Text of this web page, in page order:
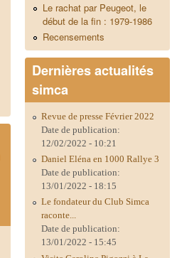
Le rachat par Peugeot, le
début de la fin : 1979-1986
Recensements
Dernières actualités
simca
Revue de presse Février 2022
Date de publication:
12/02/2022 - 10:21
Daniel Eléna en 1000 Rallye 3
Date de publication:
13/01/2022 - 18:15
Le fondateur du Club Simca
raconte...
Date de publication:
13/01/2022 - 15:45